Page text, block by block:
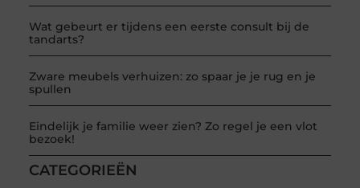
Wat gebeurt er tijdens een eerste consult bij de
tandarts?
Zware meubels verhuizen: zo spaar je je rug en je
spullen
Eindelijk je familie weer zien? Zo regel je een vlot
bezoek!
CATEGORIEËN